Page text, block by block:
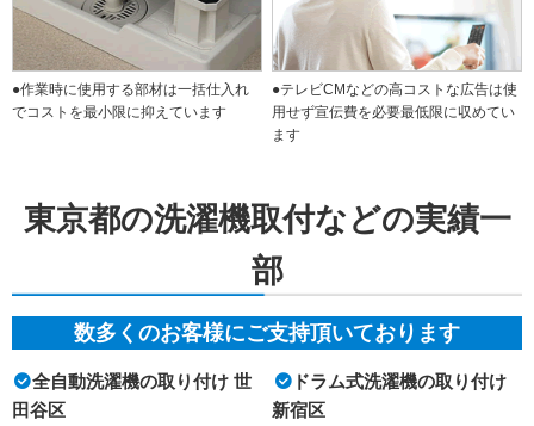
●作業時に使用する部材は一括仕入れ
でコストを最小限に抑えています
●テレビCMなどの高コストな広告は使
用せず宣伝費を必要最低限に収めてい
ます
東京都の洗濯機取付などの実績一
部
数多くのお客様にご支持頂いております
全自動洗濯機の取り付け 世
田谷区
ドラム式洗濯機の取り付け
新宿区